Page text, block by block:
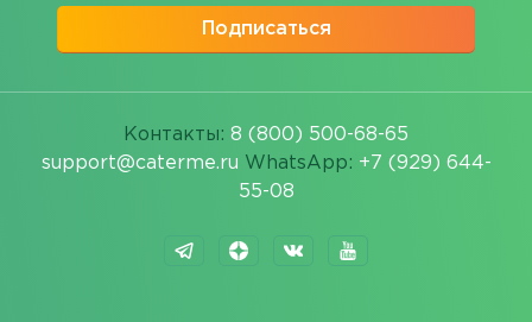
Подписаться
Контакты: 8 (800) 500-68-65
support@caterme.ru WhatsApp: +7 (929) 644-
55-08